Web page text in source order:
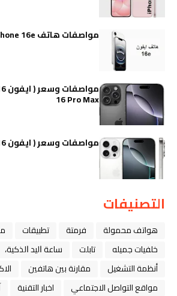
مواصفات هاتف iPhone 16e
16 Pro Max
مواصفات وسعر ( ايفون 16 برو ) iPhone 16 Pro
التصنيفات
هواتف محمولة فرمتة تطبيقات
خلفيات جميله
تابلت ﺳﺎﻋﺔ ﺍﻟﻴﺪ ﺍﻟﺬﻛﻴﺔ،
أنظمة التشغيل
مقارنة بين هاتفين
مواقع التواصل الاجتماعي
اخبار التقنية